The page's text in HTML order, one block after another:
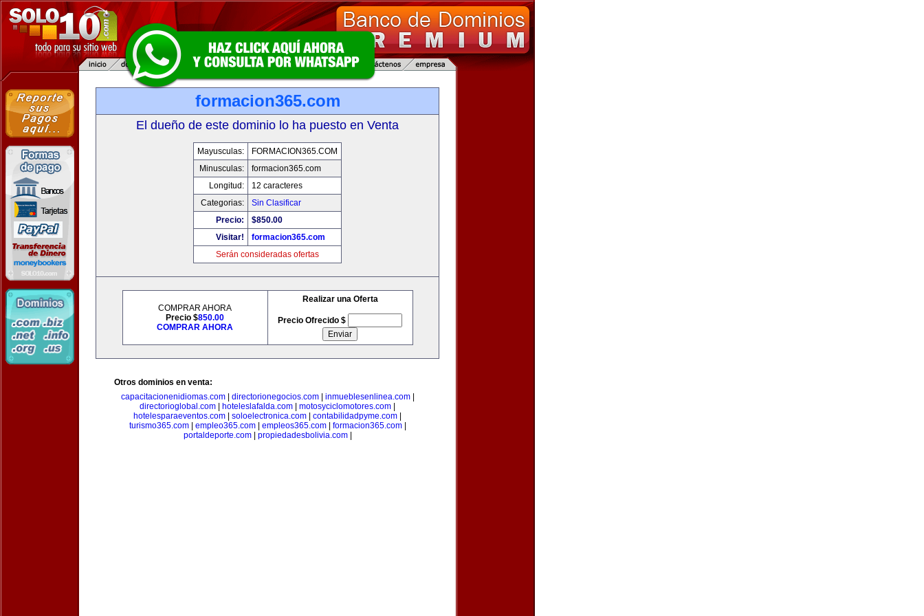
formacion365.com
El dueño de este dominio lo ha puesto en Venta
Mayusculas:
FORMACION365.COM
Minusculas:
formacion365.com
Longitud:
12 caracteres
Categorias:
Sin Clasificar
Precio:
$850.00
Visitar!
formacion365.com
Serán consideradas ofertas
COMPRAR AHORA
Precio $850.00
COMPRAR AHORA
Realizar una Oferta
Precio Ofrecido $
Otros dominios en venta:
capacitacionenidiomas.com| directorionegocios.com| inmueblesenlinea.com|
directorioglobal.com
hoteleslafalda.com motosyciclomotores.com
hotelesparaeventos.com
soloelectronica.com contabilidadpyme.com
turismo365.com| empleo365.com| empleos365.com| formacion365.com|
portaldeporte.com| propiedadesbolivia.com|